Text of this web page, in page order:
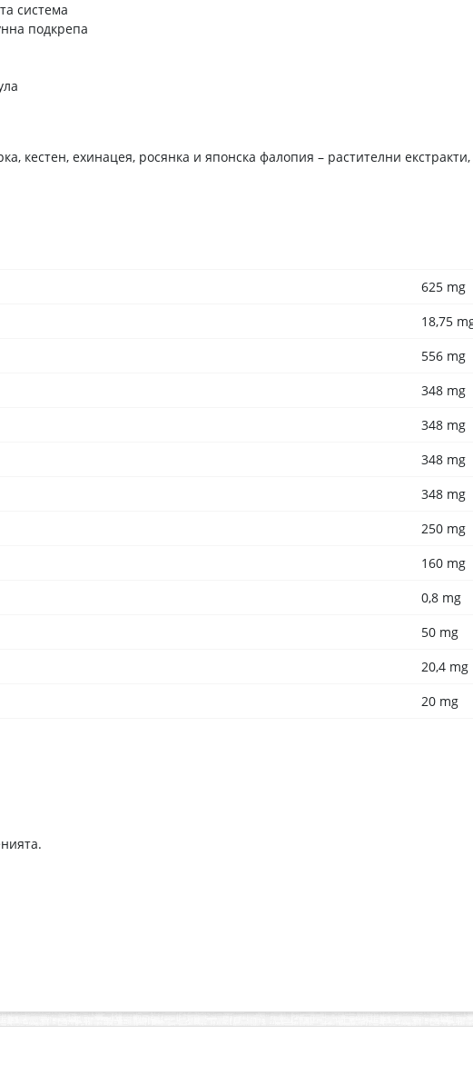
система
подкрепа
кестен, ехинацея, росянка и японска фалопия – растителни
625 mg
18,75
556 mg
348 mg
348 mg
348 mg
348 mg
250 mg
160 mg
0,8 mg
50 mg
20,4 mg
20 mg